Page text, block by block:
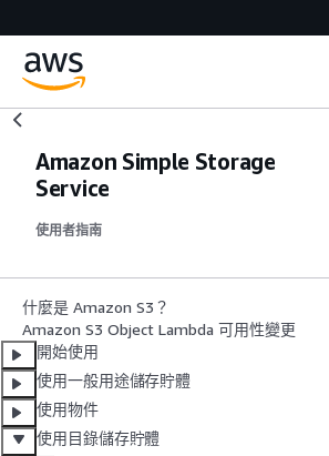
Amazon Simple Storage
Service
使用者指南
什麼是 Amazon S3？
Amazon S3 Object Lambda 可用性變更
開始使用
使用一般用途儲存貯體
使用物件
使用目錄儲存貯體